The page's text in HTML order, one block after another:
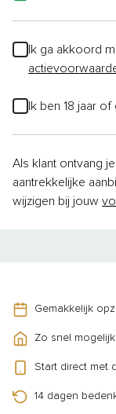
Ik ga akkoord
Ik ben 18 jaar
Als klant ontvang
aantrekkelijke
wijzigen bij jouw
Gemakkelijk
Zo snel
Start direct met
14 dagen